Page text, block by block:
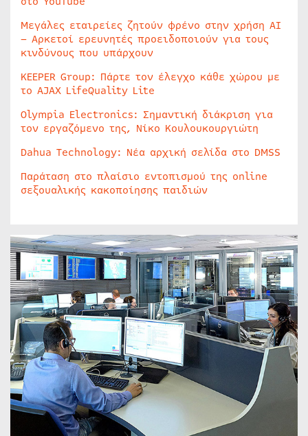
Μεγάλες εταιρείες ζητούν φρένο στην χρήση AI
– Αρκετοί ερευνητές προειδοποιούν για τους
κινδύνους που υπάρχουν
KEEPER Group: Πάρτε τον έλεγχο κάθε χώρου με
το AJAX LifeQuality Lite
Olympia Electronics: Σημαντική διάκριση για
τον εργαζόμενο της, Νίκο Κουλουκουργιώτη
Dahua Technology: Νέα αρχική σελίδα στο DMSS
Παράταση στο πλαίσιο εντοπισμού της online
σεξουαλικής κακοποίησης παιδιών